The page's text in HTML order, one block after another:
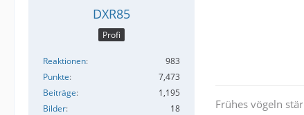
DXR85
Profi
Reaktionen
983
Punkte
7,473
Beiträge
1,195
Bilder
18 Frühes vögeln